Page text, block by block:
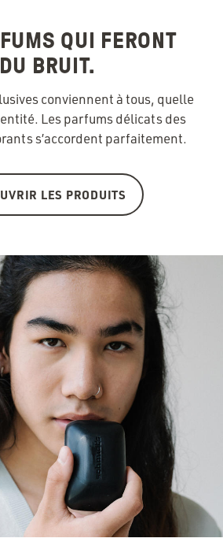
QUI FERONT
DU BRUIT.
conviennent à tous, quelle
Les parfums délicats des
s’accordent parfaitement.
LES PRODUITS